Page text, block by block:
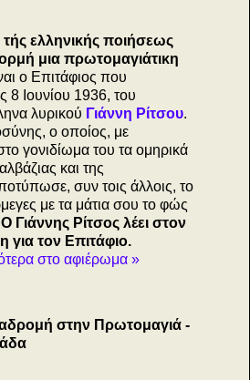
ελληνικής ποιήσεως
μια πρωτομαγιάτικη
ο Επιτάφιος που
8 Ιουνίου 1936, του
λυρικού Γιάννη Ρίτσου.
ο οποίος, με
γονιδίωμα του τα ομηρικά
και της
συν τοις άλλοις, το
με τα μάτια σου το φώς
Ο Γιάννης Ρίτσος λέει στον
τον Επιτάφιο.
στο αφιέρωμα »
στην Πρωτομαγιά -